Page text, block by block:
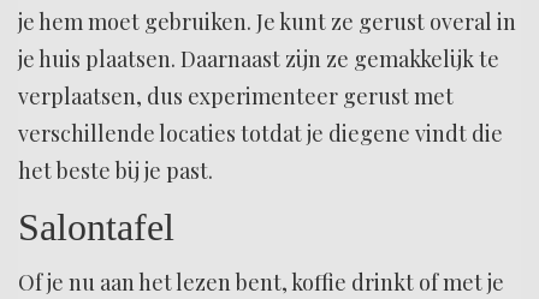
je hem moet gebruiken. Je kunt ze gerust overal in
je huis plaatsen. Daarnaast zijn ze gemakkelijk te
verplaatsen, dus experimenteer gerust met
verschillende locaties totdat je diegene vindt die
het beste bij je past.
Salontafel
Of je nu aan het lezen bent, koffie drinkt of met je